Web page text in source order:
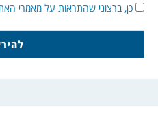
כן, ברצוני שהתראות על מאמרי